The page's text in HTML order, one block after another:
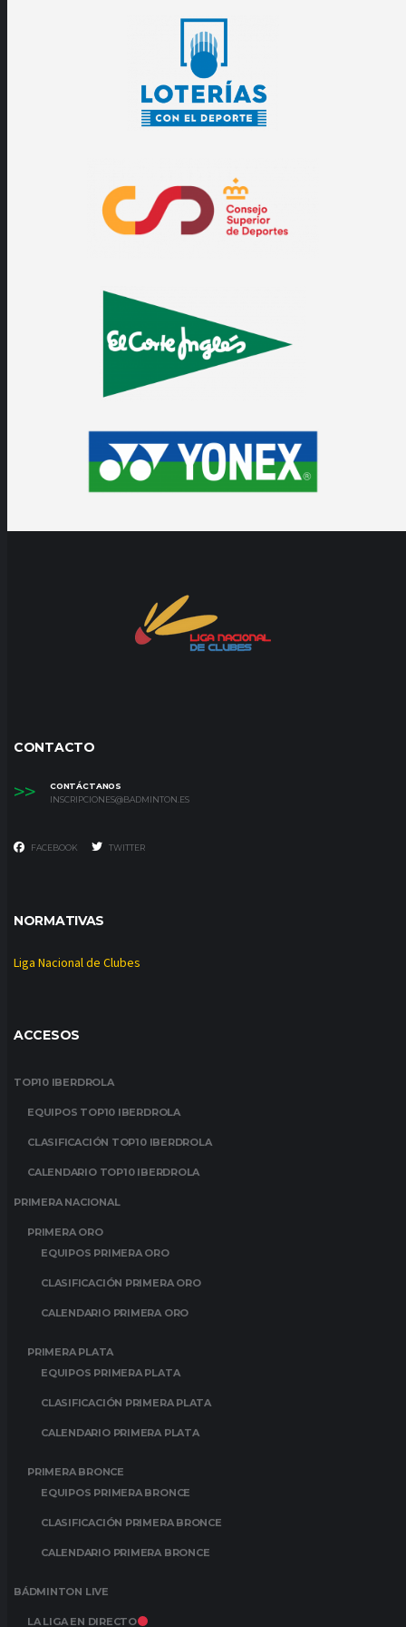
CONTACTO
>>
CONTÁCTANOS
INSCRIPCIONES@BADMINTON.ES
FACEBOOK TWITTER
NORMATIVAS
Liga Nacional de Clubes
ACCESOS
TOP10 IBERDROLA
EQUIPOS TOP10 IBERDROLA
CLASIFICACIÓN TOP10 IBERDROLA
CALENDARIO TOP10 IBERDROLA
PRIMERA NACIONAL
PRIMERA ORO
EQUIPOS PRIMERA ORO
CLASIFICACIÓN PRIMERA ORO
CALENDARIO PRIMERA ORO
PRIMERA PLATA
EQUIPOS PRIMERA PLATA
CLASIFICACIÓN PRIMERA PLATA
CALENDARIO PRIMERA PLATA
PRIMERA BRONCE
EQUIPOS PRIMERA BRONCE
CLASIFICACIÓN PRIMERA BRONCE
CALENDARIO PRIMERA BRONCE
BÁDMINTON LIVE
LA LIGA EN DIRECTO